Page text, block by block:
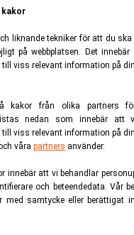
kakor
liknande tekniker för att du ska
på webbplatsen. Det
viss relevant information på
kakor från olika partners
nedan som innebär att
viss relevant information på
våra partners använder.
innebär att vi behandlar
och beteendedata. Vår
med samtycke eller berättigat
smugglas in i